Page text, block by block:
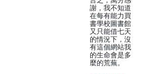
謝，我不知道
在每有能力買
書學校圖書館
又只能借七天
的情況下，沒
有這個網站我
的生命會是多
麼的荒蕪。